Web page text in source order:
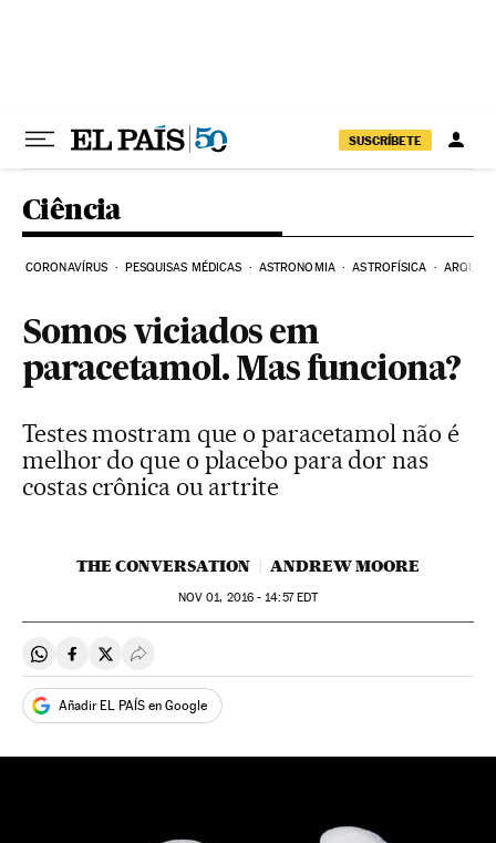
SUSCRÍBETE
Ciência
CORONAVÍRUS PESQUISAS MÉDICAS ASTRONOMIA ASTROFÍSICA
Somos viciados em
paracetamol. Mas funciona?
Testes mostram que o paracetamol não é
melhor do que o placebo para dor nas
costas crônica ou artrite
THE CONVERSATION ANDREW MOORE
NOV 01, 2016 - 14:57EDT
Compartir en Whatsapp
Compartir en Facebook
Compartir en Twitter
Desplegar Redes Sociales
Añadir EL PAÍS en Google